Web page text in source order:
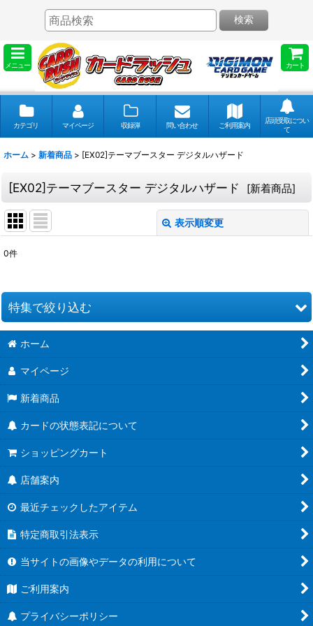
メニュー カート
検索
カテゴリ マイページ 収録弾 問い合わせ ご利用案内
店頭受取につい
て
ホーム > 新着商品 > [EX02]テーマブースター デジタルハザード
[EX02]テーマブースター デジタルハザード [新着商品]
表示順変更
並び順 :
0件
特集で絞り込む
[EX12]エクストラブースター DIGITAL WORLD SHAMBALA
[BT25]ブースターパック DUAL REVOLUTION
[ST24]スタートデッキ DIGIMON SAVERS
[ST23]スタートデッキ DIGIMON BEATBREAK
[PB-23]PREMIUM HEROINES SET ver.2
[LM-07]ANOTHER KNIGHT
[EX11]エクストラブースター DAWN OF LIBERATOR
[BT24]ブースターパック TIME STRANGER
[BT23]ブースターパック HACKERS' SLUMBER
ホーム
マイページ
新着商品
カードの状態表記について
ショッピングカート
店舗案内
最近チェックしたアイテム
特定商取引法表示
当サイトの画像やデータの利用について
ご利用案内
プライバシーポリシー